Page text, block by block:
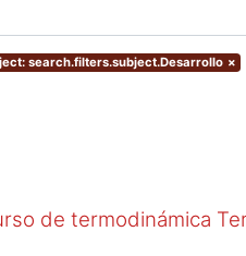
search.filters.subject.Desarrollo ×
de termodinámica